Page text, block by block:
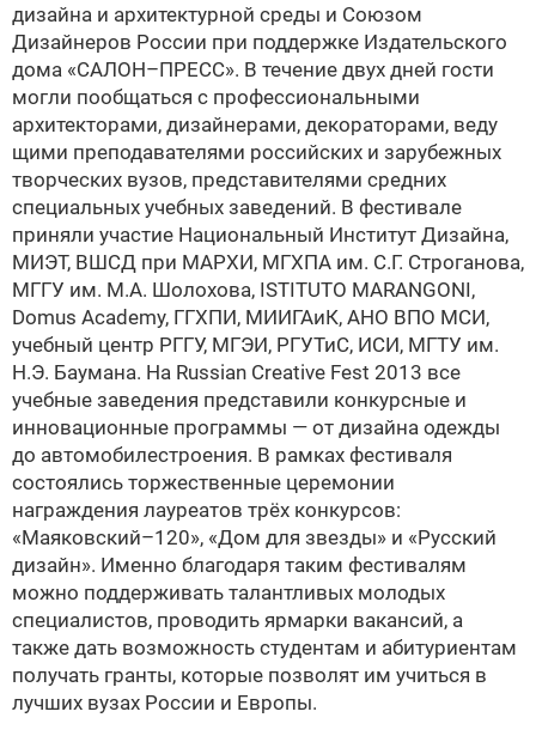
дизайна и архитектурной среды и Союзом
Дизайнеров России при поддержке Издательского
дома «САЛОН–ПРЕСС». В течение двух дней гости
могли пообщаться с профессиональными
архитекторами, дизайнерами, декораторами, веду
щими преподавателями российских и зарубежных
творческих вузов, представителями средних
специальных учебных заведений. В фестивале
приняли участие Национальный Институт Дизайна,
МИЭТ, ВШСД при МАРХИ, МГХПА им. С.Г. Строганова,
МГГУ им. М.А. Шолохова, ISTITUTO MARANGONI,
Domus Academy, ГГХПИ, МИИГАиК, АНО ВПО МСИ,
учебный центр РГГУ, МГЭИ, РГУТиС, ИСИ, МГТУ им.
Н.Э. Баумана. На Russian Creative Fest 2013 все
учебные заведения представили конкурсные и
инновационные программы — от дизайна одежды
до автомобилестроения. В рамках фестиваля
состоялись торжественные церемонии
награждения лауреатов трёх конкурсов:
«Маяковский–120», «Дом для звезды» и «Русский
дизайн». Именно благодаря таким фестивалям
можно поддерживать талантливых молодых
специалистов, проводить ярмарки вакансий, а
также дать возможность студентам и абитуриентам
получать гранты, которые позволят им учиться в
лучших вузах России и Европы.